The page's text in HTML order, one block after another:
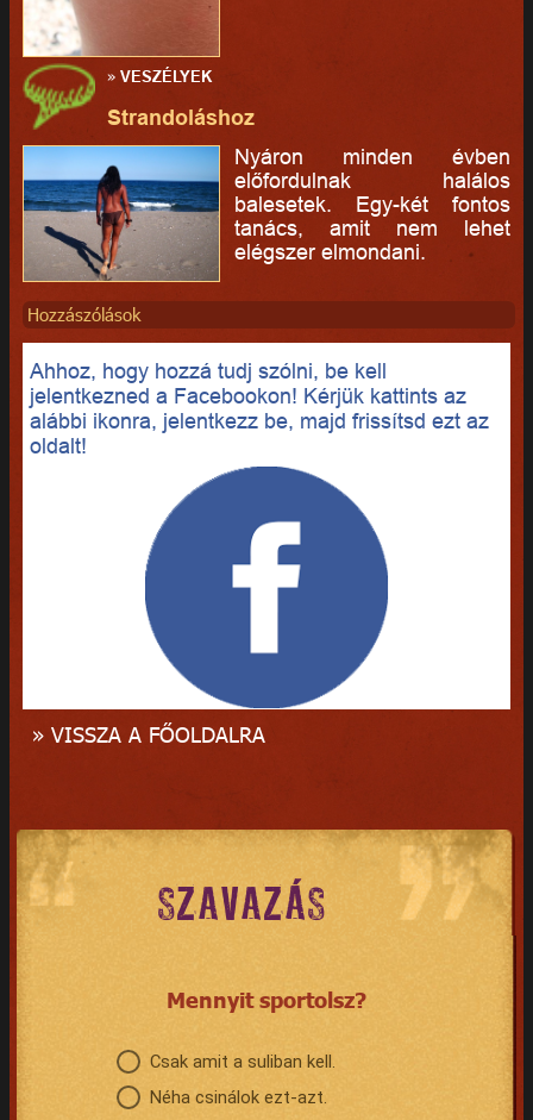
»VESZÉLYEK
Strandoláshoz
Nyáron minden évben
előfordulnak halálos
balesetek. Egy-két fontos
tanács, amit nem lehet
elégszer elmondani.
Hozzászólások
Ahhoz, hogy hozzá tudj szólni, be kell
jelentkezned a Facebookon! Kérjük kattints az
alábbi ikonra, jelentkezz be, majd frissítsd ezt az
oldalt!
» VISSZA A FŐOLDALRA
SZAVAZÁS
Mennyit sportolsz?
Csak amit a suliban kell.
Néha csinálok ezt-azt.